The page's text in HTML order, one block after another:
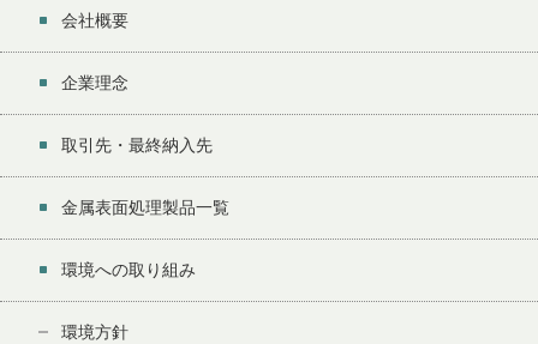
会社概要
企業理念
取引先・最終納入先
金属表面処理製品一覧
環境への取り組み
環境方針